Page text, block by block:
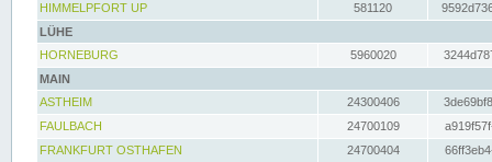
HIMMELPFORT UP
581120
LÜHE
HORNEBURG
5960020
MAIN
ASTHEIM
24300406
FAULBACH
24700109
FRANKFURT OSTHAFEN
24700404